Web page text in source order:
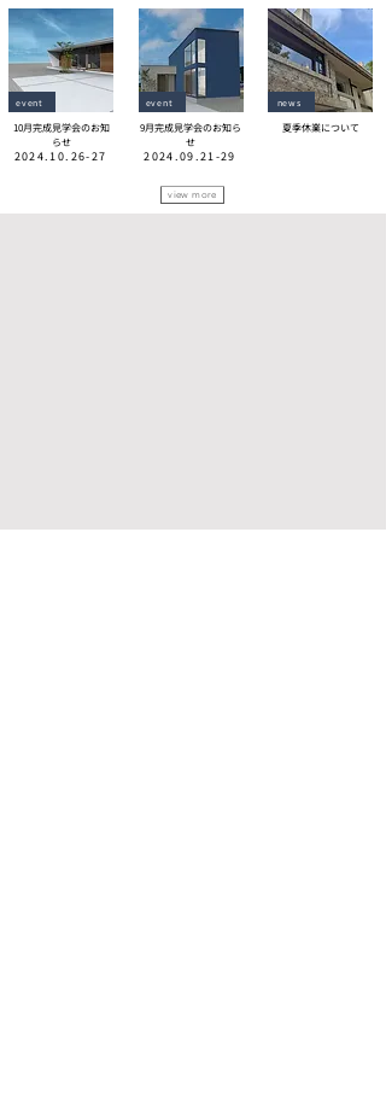
event
10月完成見学会のお知
らせ
2024.10.26-27
event
9月完成見学会のお知ら
せ
2024.09.21-29
news
夏季休業について
view more